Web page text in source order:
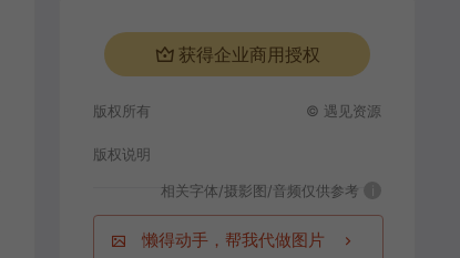
获得企业商用授权
版权所有 © 遇见资源
版权说明
相关字体/摄影图/音频仅供参考 i
懒得动手，帮我代做图片